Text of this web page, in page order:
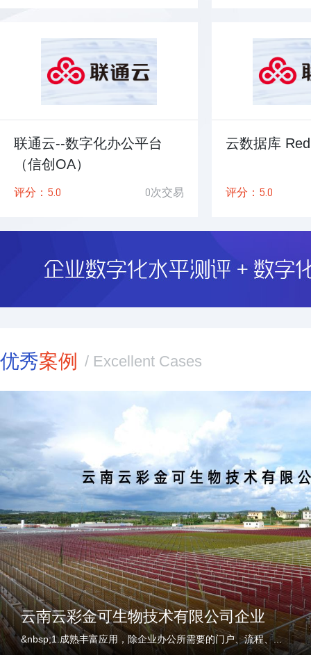
联通云--数字化办公平台
（信创OA）
评分： 5.0 0次交易
云数据库
评分： 5.0
优秀案例 / Excellent Cases
云南云彩金可生物技术有限公司企业
&nbsp;1.成熟丰富应用，除企业办公所需要的门户、流程、...